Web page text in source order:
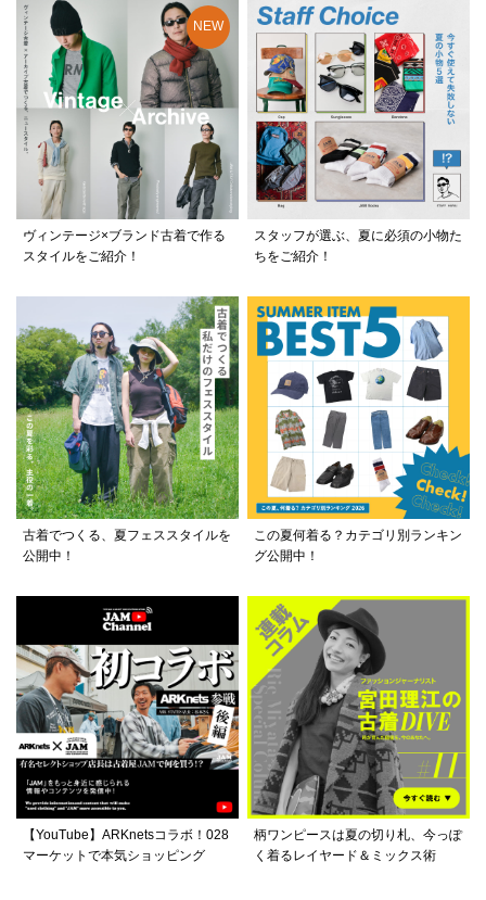
ヴィンテージ×ブランド古着で作る
スタイルをご紹介！
スタッフが選ぶ、夏に必須の小物た
ちをご紹介！
古着でつくる、夏フェススタイルを
公開中！
この夏何着る？カテゴリ別ランキン
グ公開中！
【YouTube】ARKnetsコラボ！028
マーケットで本気ショッピング
柄ワンピースは夏の切り札、今っぽ
く着るレイヤード＆ミックス術